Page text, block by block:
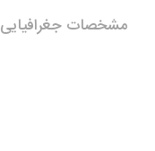
مشخصات جغرافیایی